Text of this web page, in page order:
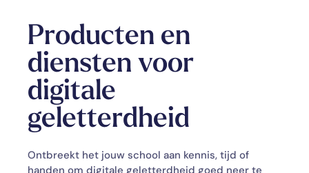
Producten en
diensten voor
digitale
geletterdheid
Ontbreekt het jouw school aan kennis, tijd of
handen om digitale geletterdheid goed neer te